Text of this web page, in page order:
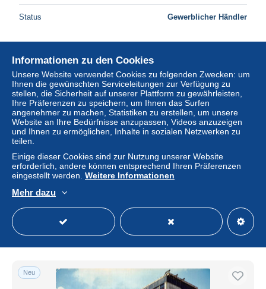
Status Gewerblicher Händler
Neu
Gewerblicher Händler
Neu
Informationen zu den Cookies
Unsere Website verwendet Cookies zu folgenden Zwecken: um
Ihnen die gewünschten Serviceleitungen zur Verfügung zu
stellen, die Sicherheit auf unserer Plattform zu gewährleisten,
Ihre Präferenzen zu speichern, um Ihnen das Surfen
angenehmer zu machen, Statistiken zu erstellen, um unsere
Website an Ihre Bedürfnisse anzupassen, Videos anzuzeigen
und Ihnen zu ermöglichen, Inhalte in sozialen Netzwerken zu
teilen.
Einige dieser Cookies sind zur Nutzung unserer Website
erforderlich, andere können entsprechend Ihren Präferenzen
eingestellt werden. Weitere Informationen
Mehr dazu